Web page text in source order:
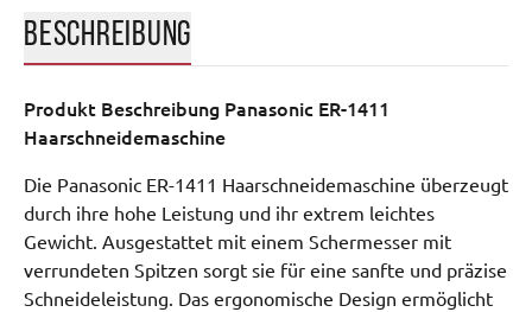
BESCHREIBUNG
Produkt Beschreibung Panasonic ER-1411
Haarschneidemaschine
Die Panasonic ER-1411 Haarschneidemaschine überzeugt
durch ihre hohe Leistung und ihr extrem leichtes
Gewicht. Ausgestattet mit einem Schermesser mit
verrundeten Spitzen sorgt sie für eine sanfte und präzise
Schneideleistung. Das ergonomische Design ermöglicht